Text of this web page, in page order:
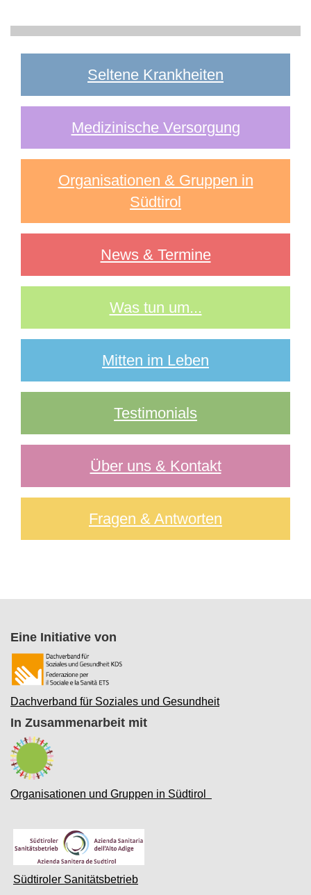
Seltene Krankheiten
Medizinische Versorgung
Organisationen & Gruppen in
Südtirol
News & Termine
Was tun um...
Mitten im Leben
Testimonials
Über uns & Kontakt
Fragen & Antworten
Eine Initiative von
Dachverband für Soziales und Gesundheit
In Zusammenarbeit mit
Organisationen und Gruppen in Südtirol
Südtiroler Sanitätsbetrieb